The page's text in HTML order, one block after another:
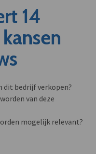
14
dit bedrijf verkopen?
van deze
mogelijk relevant?